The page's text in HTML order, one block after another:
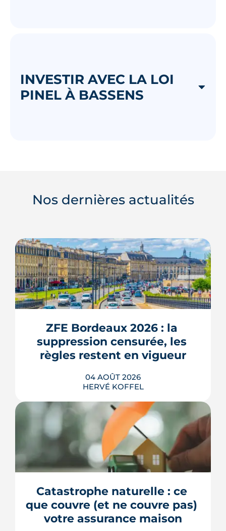
INVESTIR AVEC LA LOI
PINEL À BASSENS
Nos dernières actualités
ZFE Bordeaux 2026 : la
suppression censurée, les
règles restent en vigueur
04 AOÛT 2026
HERVÉ KOFFEL
La fin des zones à faibles émissions a
fait la une au printemps 2026, avant
d'être effacée par le Conseil
tient toujours et la vignette Crit'Air
reste la clé d'entrée dans l'intra-rocade.
LIRE L'ARTICLE
Catastrophe naturelle : ce
que couvre (et ne couvre pas)
votre assurance maison